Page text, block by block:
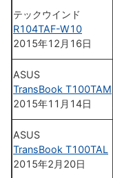
テックウインド
R104TAF-W10
2015年12月16日
ASUS
TransBook T100TAM
2015年11月14日
ASUS
TransBook T100TAL
2015年2月20日